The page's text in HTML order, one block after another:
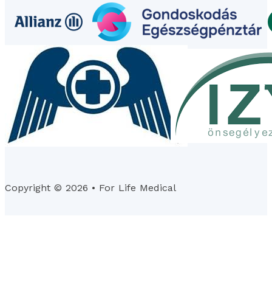
Copyright © 2026 • For Life Medical